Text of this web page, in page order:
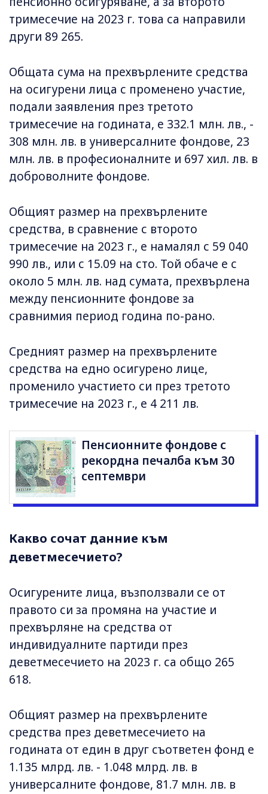
тримесечие на 2023 г. това са направили
други 89 265.
Общата сума на прехвърлените средства
на осигурени лица с променено участие,
подали заявления през третото
тримесечие на годината, е 332.1 млн. лв., -
308 млн. лв. в универсалните фондове, 23
млн. лв. в професионалните и 697 хил. лв. в
доброволните фондове.
Общият размер на прехвърлените
средства, в сравнение с второто
тримесечие на 2023 г., е намалял с 59 040
990 лв., или с 15.09 на сто. Той обаче е с
около 5 млн. лв. над сумата, прехвърлена
между пенсионните фондове за
сравнимия период година по-рано.
Средният размер на прехвърлените
средства на едно осигурено лице,
променило участието си през третото
тримесечие на 2023 г., е 4 211 лв.
Пенсионните фондове с
рекордна печалба към 30
септември
Какво сочат данние към
деветмесечието?
Осигурените лица, възползвали се от
правото си за промяна на участие и
прехвърляне на средства от
индивидуалните партиди през
деветмесечието на 2023 г. са общо 265
618.
Общият размер на прехвърлените
средства през деветмесечието на
годината от един в друг съответен фонд е
1.135 млрд. лв. - 1.048 млрд. лв. в
универсалните фондове, 81.7 млн. лв. в